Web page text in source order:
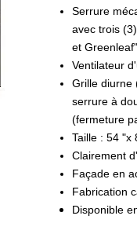
Serrure
avec trois
et
Ventilateur
Grille diurne
serrure à
(fermeture
Taille : 54 "x
Clairement
Façade en
Fabrication
Disponible